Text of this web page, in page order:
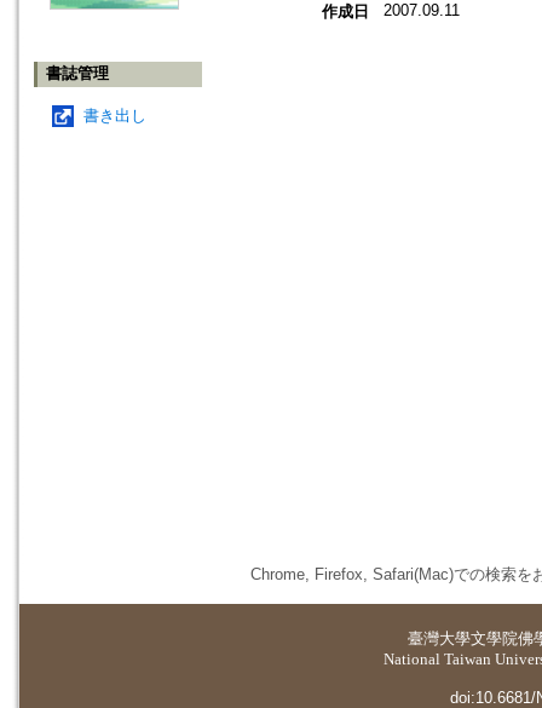
書誌管理
書き出し
作成日 2007.09.11
Chrome, Firefox, Safari(Mac)での検索を
臺灣大學文學院佛
National Taiwan
doi:10.6681/